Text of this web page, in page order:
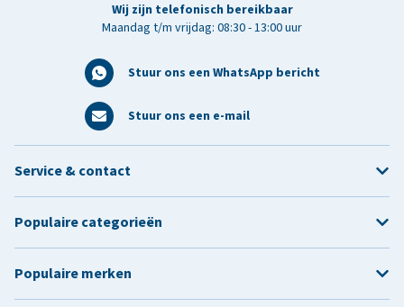
Wij zijn telefonisch bereikbaar
Maandag t/m vrijdag: 08:30 - 13:00 uur
Stuur ons een WhatsApp bericht
Stuur ons een e-mail
Service & contact
Populaire categorieën
Populaire merken